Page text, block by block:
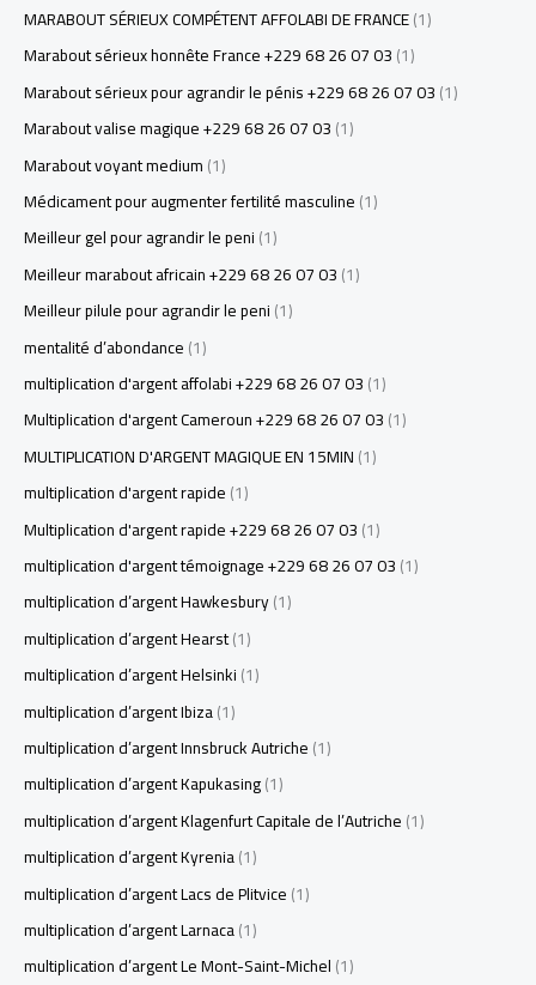
MARABOUT SÉRIEUX COMPÉTENT AFFOLABI DE FRANCE(1)
Marabout sérieux honnête France +229 68 26 07 03(1)
Marabout sérieux pour agrandir le pénis +229 68 26 07 03(1)
Marabout valise magique +229 68 26 07 03(1)
Marabout voyant medium(1)
Médicament pour augmenter fertilité masculine(1)
Meilleur gel pour agrandir le peni(1)
Meilleur marabout africain +229 68 26 07 03(1)
Meilleur pilule pour agrandir le peni(1)
mentalité d’abondance(1)
multiplication d'argent affolabi +229 68 26 07 03(1)
Multiplication d'argent Cameroun +229 68 26 07 03(1)
MULTIPLICATION D'ARGENT MAGIQUE EN 15MIN(1)
multiplication d'argent rapide(1)
Multiplication d'argent rapide +229 68 26 07 03(1)
multiplication d'argent témoignage +229 68 26 07 03(1)
multiplication d’argent Hawkesbury(1)
multiplication d’argent Hearst(1)
multiplication d’argent Helsinki(1)
multiplication d’argent Ibiza(1)
multiplication d’argent Innsbruck Autriche(1)
multiplication d’argent Kapukasing(1)
multiplication d’argent Klagenfurt Capitale de l’Autriche(1)
multiplication d’argent Kyrenia(1)
multiplication d’argent Lacs de Plitvice(1)
multiplication d’argent Larnaca(1)
multiplication d’argent Le Mont-Saint-Michel(1)